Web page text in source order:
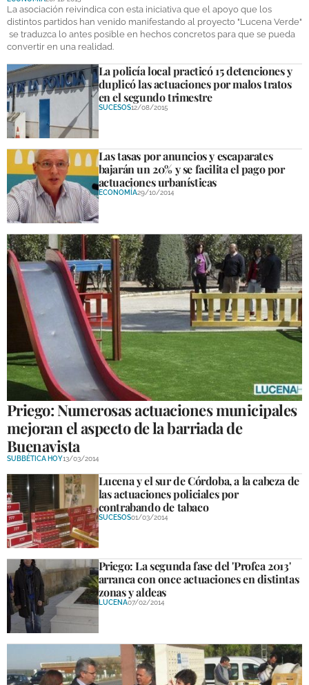
La asociación reivindica con esta iniciativa que el apoyo que los
distintos partidos han venido manifestando al proyecto "Lucena Verde"
se traduzca lo antes posible en hechos concretos para que se pueda
convertir en una realidad.
La policía local practicó 15 detenciones y
duplicó las actuaciones por malos tratos
en el segundo trimestre
SUCESOS12/08/2015
Las tasas por anuncios y escaparates
bajarán un 20% y se facilita el pago por
actuaciones urbanísticas
ECONOMÍA29/10/2014
Priego: Numerosas actuaciones municipales
mejoran el aspecto de la barriada de
Buenavista
SUBBÉTICA HOY13/03/2014
Lucena y el sur de Córdoba, a la cabeza de
las actuaciones policiales por
contrabando de tabaco
SUCESOS01/03/2014
Priego: La segunda fase del 'Profea 2013'
arranca con once actuaciones en distintas
zonas y aldeas
LUCENA07/02/2014